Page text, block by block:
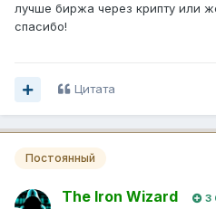
лучше биржа через крипту или
спасибо!
Цитата
Постоянный
The Iron Wizard 3